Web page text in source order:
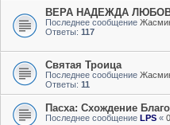
ВЕРА НАДЕЖДА
Последнее сообщение
Ответы: 117
Святая Троица
Последнее сообщение
Ответы: 11
Пасха: Схождение
Последнее сообщение LPS «